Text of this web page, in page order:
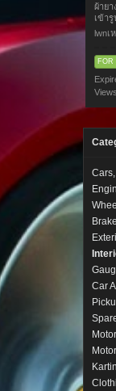
Car
ผ้ายา
เข้ารูป
lwnเ
FOR